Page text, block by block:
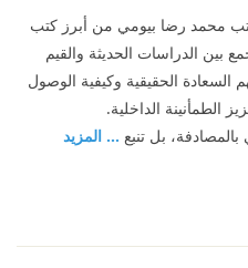
محمد رضا بيومي من أبرز كتب
بين الدراسات الحديثة والقيم
السعادة الحقيقية وكيفية الوصول
الطمأنينة الداخلية.
بل تنبع ... المزيد